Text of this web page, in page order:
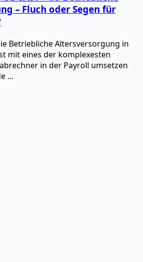
– Fluch oder Segen für
Betriebliche Altersversorgung in
mit eines der komplexesten
in der Payroll umsetzen
...